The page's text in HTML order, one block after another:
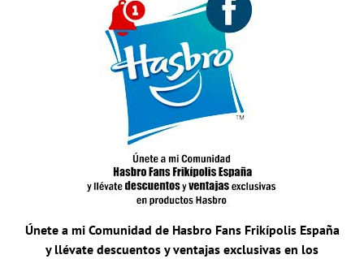
Únete a mi Comunidad de Hasbro Fans Frikípolis España
y llévate descuentos y ventajas exclusivas en los